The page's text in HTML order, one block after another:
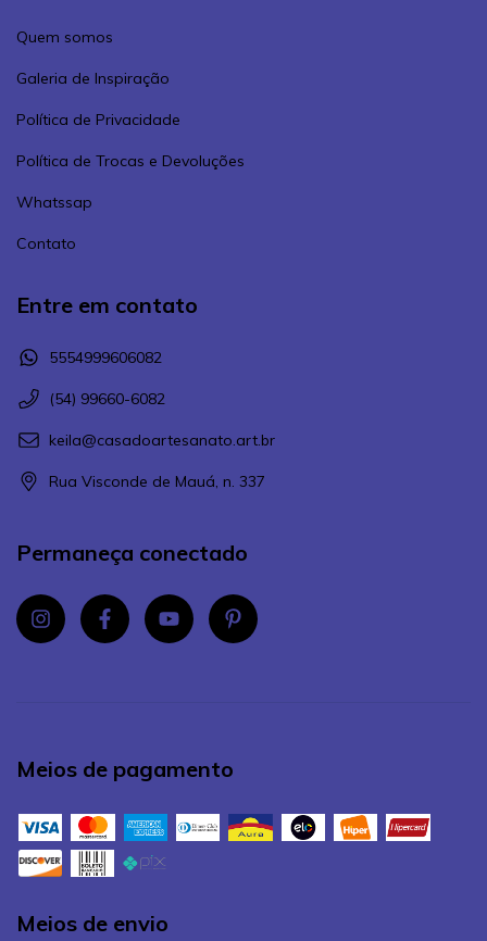
Quem somos
Galeria de Inspiração
Política de Privacidade
Política de Trocas e Devoluções
Whatssap
Contato
Entre em contato
5554999606082
(54) 99660-6082
keila@casadoartesanato.art.br
Rua Visconde de Mauá, n. 337
Permaneça conectado
Meios de pagamento
Meios de envio